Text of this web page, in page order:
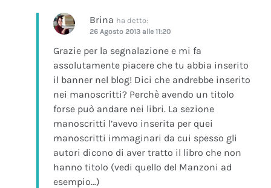
Brina ha detto:
26 Agosto 2013 alle 11:20
Grazie per la segnalazione e mi fa
assolutamente piacere che tu abbia inserito
il banner nel blog! Dici che andrebbe inserito
nei manoscritti? Perchè avendo un titolo
forse può andare nei libri. La sezione
manoscritti l’avevo inserita per quei
manoscritti immaginari da cui spesso gli
autori dicono di aver tratto il libro che non
hanno titolo (vedi quello del Manzoni ad
esempio…)